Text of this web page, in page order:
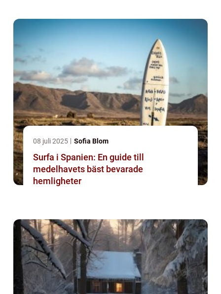
08 juli 2025 Sofia Blom
Surfa i Spanien: En guide till
medelhavets bäst bevarade
hemligheter